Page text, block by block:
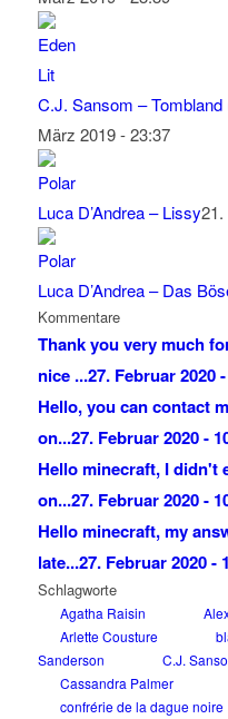
C.J. Sansom –
März 2019 - 23:37
Luca D’Andrea – Lissy21.
Luca D’Andrea – Das
Kommentare
Thank you very much
nice ...27. Februar 2020
Hello, you can contact
on...27. Februar 2020 -
Hello minecraft, I didn't
on...27. Februar 2020 -
Hello minecraft, my
late...27. Februar 2020 -
Schlagworte
Agatha Raisin
Arlette Cousture
Sanderson
C.J.
Cassandra Palmer
confrérie de la dague noire